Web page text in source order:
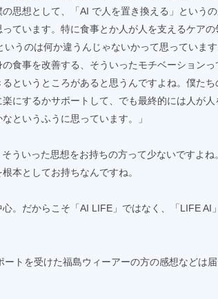
思想として、「AI で人を置き換える」というの
ています。特に食事とか人が人を支えるケアの
いうのは何か違うんじゃないかって思っていま
食事を改善する、そういったモチベーションっ
というところがあると思うんですよね。僕たち
にするかサポートして、でも最終的には人が人
というふうに思っています。」
ういった思想をお持ちの方って少ないですよね
本としてお持ちなんですね。
心。だからこそ「AI LIFE」ではなく、「LIFE AI
トを受けた福島ウィーアーの方の感想などは